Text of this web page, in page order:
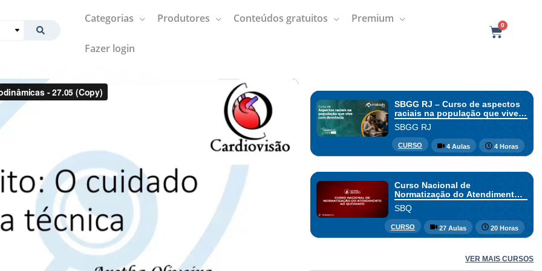
Categorias Produtores Conteúdos gratuitos Premium
Fazer login
0C
SBGG RJ – Curso de aspectos
raciais na população que vive
com demência
SBGG RJ
CURSO 4 Aulas 4 Horas
Curso Nacional de
Normatização do Atendimento
ao Queimado – Turma Nordeste
Emergências
SBQ
CURSO 27 Aulas 20 Horas
VER MAIS CURSOS